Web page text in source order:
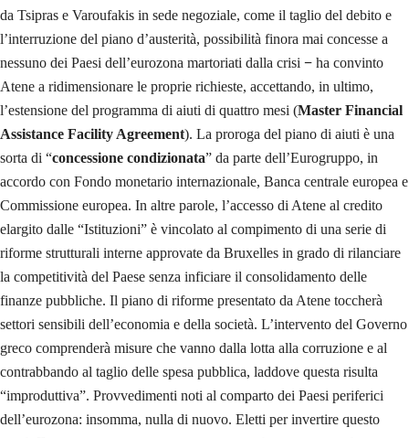
da Tsipras e Varoufakis in sede negoziale, come il taglio del debito e
l’interruzione del piano d’austerità, possibilità finora mai concesse a
nessuno dei Paesi dell’eurozona martoriati dalla crisi − ha convinto
Atene a ridimensionare le proprie richieste, accettando, in ultimo,
l’estensione del programma di aiuti di quattro mesi (Master Financial
Assistance Facility Agreement). La proroga del piano di aiuti è una
sorta di “concessione condizionata” da parte dell’Eurogruppo, in
accordo con Fondo monetario internazionale, Banca centrale europea e
Commissione europea. In altre parole, l’accesso di Atene al credito
elargito dalle “Istituzioni” è vincolato al compimento di una serie di
riforme strutturali interne approvate da Bruxelles in grado di rilanciare
la competitività del Paese senza inficiare il consolidamento delle
finanze pubbliche. Il piano di riforme presentato da Atene toccherà
settori sensibili dell’economia e della società. L’intervento del Governo
greco comprenderà misure che vanno dalla lotta alla corruzione e al
contrabbando al taglio delle spesa pubblica, laddove questa risulta
“improduttiva”. Provvedimenti noti al comparto dei Paesi periferici
dell’eurozona: insomma, nulla di nuovo. Eletti per invertire questo